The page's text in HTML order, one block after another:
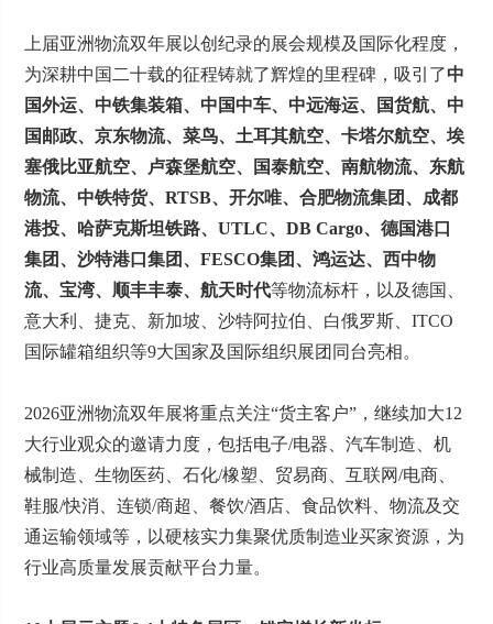
上届亚洲物流双年展以创纪录的展会规模及国际化程度，
为深耕中国二十载的征程铸就了辉煌的里程碑，吸引了中
国外运、中铁集装箱、中国中车、中远海运、国货航、中
国邮政、京东物流、菜鸟、土耳其航空、卡塔尔航空、埃
塞俄比亚航空、卢森堡航空、国泰航空、南航物流、东航
物流、中铁特货、RTSB、开尔唯、合肥物流集团、成都
港投、哈萨克斯坦铁路、UTLC、DB Cargo、德国港口
集团、沙特港口集团、FESCO集团、鸿运达、西中物
流、宝湾、顺丰丰泰、航天时代等物流标杆，以及德国、
意大利、捷克、新加坡、沙特阿拉伯、白俄罗斯、ITCO
国际罐箱组织等9大国家及国际组织展团同台亮相。
2026亚洲物流双年展将重点关注“货主客户”，继续加大12
大行业观众的邀请力度，包括电子/电器、汽车制造、机
械制造、生物医药、石化/橡塑、贸易商、互联网/电商、
鞋服/快消、连锁/商超、餐饮/酒店、食品饮料、物流及交
通运输领域等，以硬核实力集聚优质制造业买家资源，为
行业高质量发展贡献平台力量。